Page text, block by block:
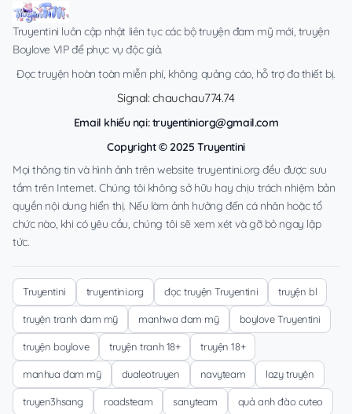
Truyentini luôn cập nhật liên tục các bộ truyện đam mỹ mới, truyện
Boylove VIP để phục vụ độc giả.
Đọc truyện hoàn toàn miễn phí, không quảng cáo, hỗ trợ đa thiết bị.
Signal: chauchau774.74
Email khiếu nại:truyentiniorg@gmail.com
Copyright © 2025 Truyentini
Mọi thông tin và hình ảnh trên website truyentini.org đều được sưu
tầm trên Internet. Chúng tôi không sở hữu hay chịu trách nhiệm bản
quyền nội dung hiển thị. Nếu làm ảnh hưởng đến cá nhân hoặc tổ
chức nào, khi có yêu cầu, chúng tôi sẽ xem xét và gỡ bỏ ngay lập
tức.
Truyentini truyentini.org đọc truyện Truyentini truyện bl
truyện tranh đam mỹ manhwa đam mỹ boylove Truyentini
truyện boylove truyện tranh 18+ truyện 18+
manhua đam mỹ dualeotruyen navyteam lazy truyện
truyen3hsang roadsteam sanyteam quả anh đào cuteo